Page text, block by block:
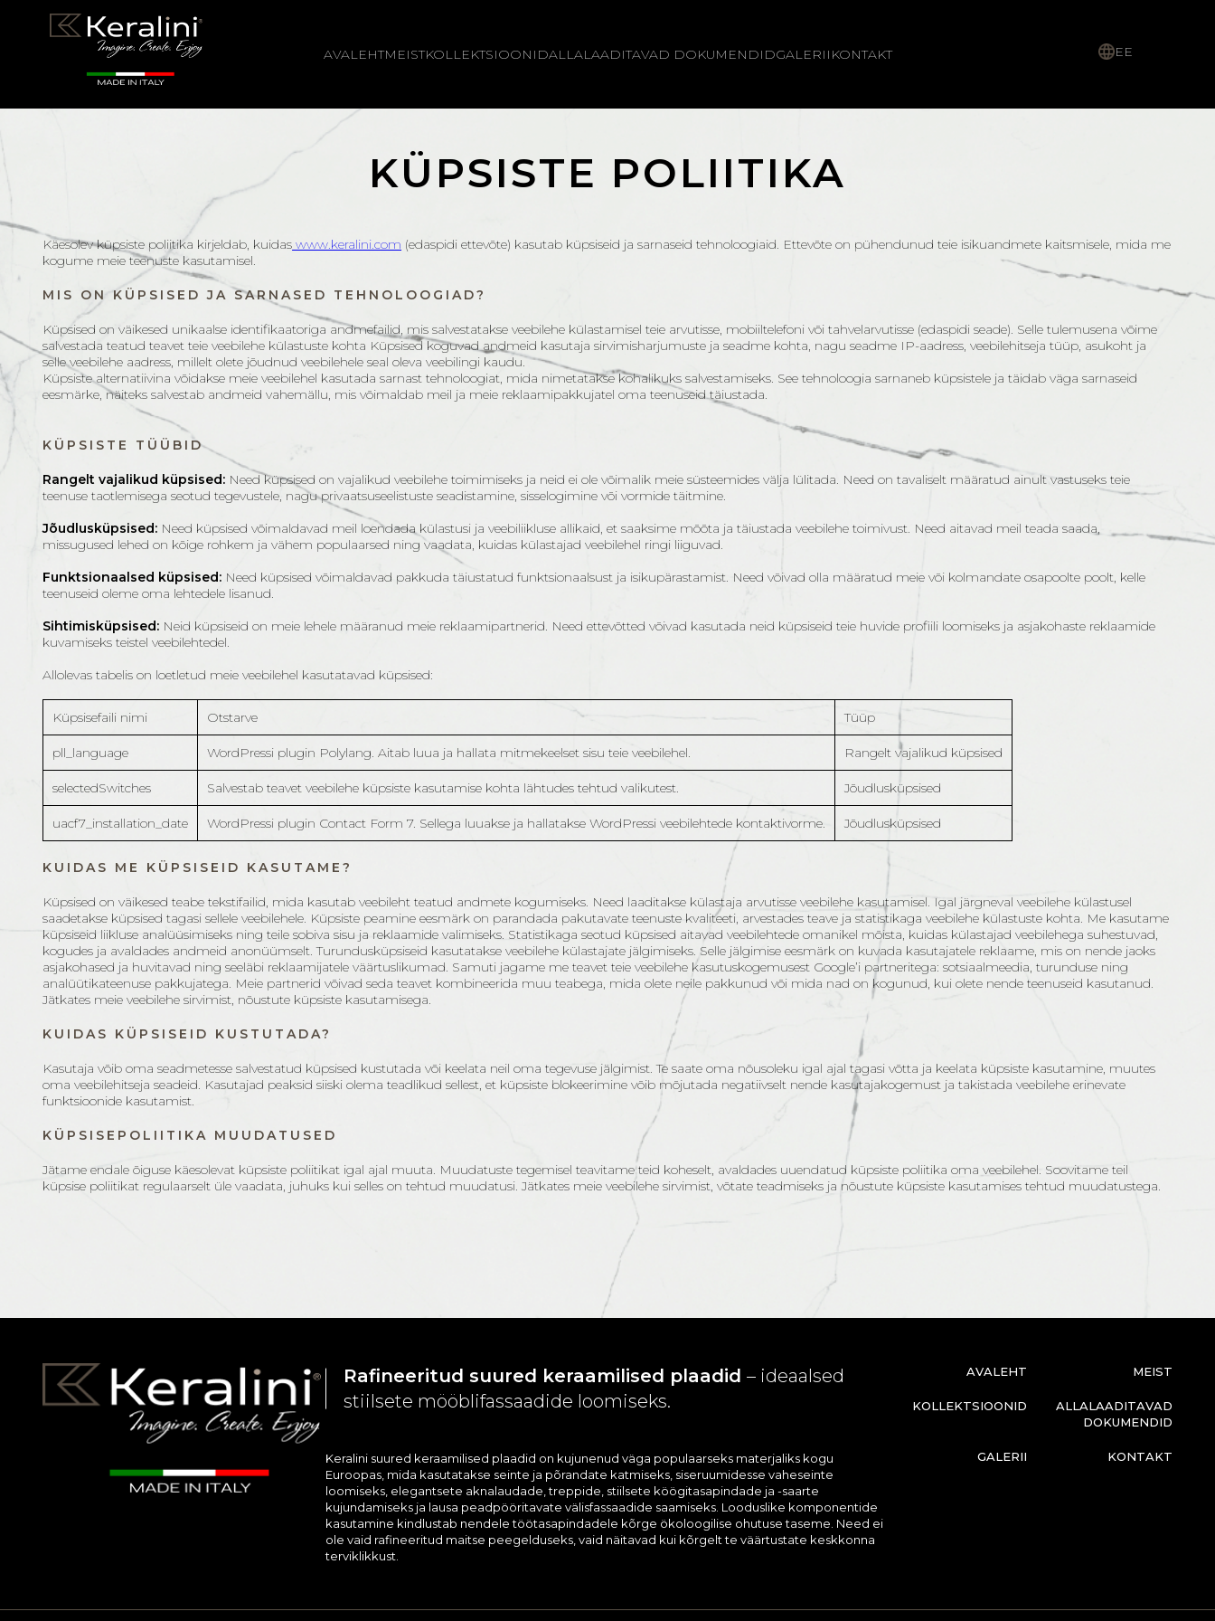
AVALEHTMEISTKOLLEKTSIOONIDALLALAADITAVAD DOKUMENDIDGALERII KONTAKT EE
KÜPSISTE POLIITIKA
Käesolev küpsiste poliitika kirjeldab, kuidas www.keralini.com (edaspidi ettevõte) kasutab küpsiseid ja sarnaseid tehnoloogiaid. Ettevõte on pühendunud teie isikuandmete kaitsmisele, mida me
kogume meie teenuste kasutamisel.
MIS ON KÜPSISED JA SARNASED TEHNOLOOGIAD?
Küpsised on väikesed unikaalse identifikaatoriga andmefailid, mis salvestatakse veebilehe külastamisel teie arvutisse, mobiiltelefoni või tahvelarvutisse (edaspidi seade). Selle tulemusena võime
salvestada teatud teavet teie veebilehe külastuste kohta Küpsised koguvad andmeid kasutaja sirvimisharjumuste ja seadme kohta, nagu seadme IP-aadress, veebilehitseja tüüp, asukoht ja
selle veebilehe aadress, millelt olete jõudnud veebilehele seal oleva veebilingi kaudu.
Küpsiste alternatiivina võidakse meie veebilehel kasutada sarnast tehnoloogiat, mida nimetatakse kohalikuks salvestamiseks. See tehnoloogia sarnaneb küpsistele ja täidab väga sarnaseid
eesmärke, näiteks salvestab andmeid vahemällu, mis võimaldab meil ja meie reklaamipakkujatel oma teenuseid täiustada.
KÜPSISTE TÜÜBID
Rangelt vajalikud küpsised: Need küpsised on vajalikud veebilehe toimimiseks ja neid ei ole võimalik meie süsteemides välja lülitada. Need on tavaliselt määratud ainult vastuseks teie
teenuse taotlemisega seotud tegevustele, nagu privaatsuseelistuste seadistamine, sisselogimine või vormide täitmine.
Jõudlusküpsised: Need küpsised võimaldavad meil loendada külastusi ja veebiliikluse allikaid, et saaksime mõõta ja täiustada veebilehe toimivust. Need aitavad meil teada saada,
missugused lehed on kõige rohkem ja vähem populaarsed ning vaadata, kuidas külastajad veebilehel ringi liiguvad.
Funktsionaalsed küpsised: Need küpsised võimaldavad pakkuda täiustatud funktsionaalsust ja isikupärastamist. Need võivad olla määratud meie või kolmandate osapoolte poolt, kelle
teenuseid oleme oma lehtedele lisanud.
Sihtimisküpsised: Neid küpsiseid on meie lehele määranud meie reklaamipartnerid. Need ettevõtted võivad kasutada neid küpsiseid teie huvide profiili loomiseks ja asjakohaste reklaamide
kuvamiseks teistel veebilehtedel.
Allolevas tabelis on loetletud meie veebilehel kasutatavad küpsised:
Küpsisefaili nimi Otstarve Tüüp
pll_language WordPressi plugin Polylang. Aitab luua ja hallata mitmekeelset sisu teie veebilehel. Rangelt vajalikud küpsised
selectedSwitches Salvestab teavet veebilehe küpsiste kasutamise kohta lähtudes tehtud valikutest. Jõudlusküpsised
uacf7_installation_date WordPressi plugin Contact Form 7. Sellega luuakse ja hallatakse WordPressi veebilehtede kontaktivorme. Jõudlusküpsised
KUIDAS ME KÜPSISEID KASUTAME?
Küpsised on väikesed teabe tekstifailid, mida kasutab veebileht teatud andmete kogumiseks. Need laaditakse külastaja arvutisse veebilehe kasutamisel. Igal järgneval veebilehe külastusel
saadetakse küpsised tagasi sellele veebilehele. Küpsiste peamine eesmärk on parandada pakutavate teenuste kvaliteeti, arvestades teave ja statistikaga veebilehe külastuste kohta. Me kasutame
küpsiseid liikluse analüüsimiseks ning teile sobiva sisu ja reklaamide valimiseks. Statistikaga seotud küpsised aitavad veebilehtede omanikel mõista, kuidas külastajad veebilehega suhestuvad,
kogudes ja avaldades andmeid anonüümselt. Turundusküpsiseid kasutatakse veebilehe külastajate jälgimiseks. Selle jälgimise eesmärk on kuvada kasutajatele reklaame, mis on nende jaoks
asjakohased ja huvitavad ning seeläbi reklaamijatele väärtuslikumad. Samuti jagame me teavet teie veebilehe kasutuskogemusest Google’i partneritega: sotsiaalmeedia, turunduse ning
analüütikateenuse pakkujatega. Meie partnerid võivad seda teavet kombineerida muu teabega, mida olete neile pakkunud või mida nad on kogunud, kui olete nende teenuseid kasutanud.
Jätkates meie veebilehe sirvimist, nõustute küpsiste kasutamisega.
KUIDAS KÜPSISEID KUSTUTADA?
Kasutaja võib oma seadmetesse salvestatud küpsised kustutada või keelata neil oma tegevuse jälgimist. Te saate oma nõusoleku igal ajal tagasi võtta ja keelata küpsiste kasutamine, muutes
oma veebilehitseja seadeid. Kasutajad peaksid siiski olema teadlikud sellest, et küpsiste blokeerimine võib mõjutada negatiivselt nende kasutajakogemust ja takistada veebilehe erinevate
funktsioonide kasutamist.
KÜPSISEPOLIITIKA MUUDATUSED
Jätame endale õiguse käesolevat küpsiste poliitikat igal ajal muuta. Muudatuste tegemisel teavitame teid koheselt, avaldades uuendatud küpsiste poliitika oma veebilehel. Soovitame teil
küpsise poliitikat regulaarselt üle vaadata, juhuks kui selles on tehtud muudatusi. Jätkates meie veebilehe sirvimist, võtate teadmiseks ja nõustute küpsiste kasutamises tehtud muudatustega.
Rafineeritud suured keraamilised plaadid – ideaalsed
stiilsete mööblifassaadide loomiseks.
Keralini suured keraamilised plaadid on kujunenud väga populaarseks materjaliks kogu
Euroopas, mida kasutatakse seinte ja põrandate katmiseks, siseruumidesse vaheseinte
loomiseks, elegantsete aknalaudade, treppide, stiilsete köögitasapindade ja -saarte
kujundamiseks ja lausa peadpööritavate välisfassaadide saamiseks. Looduslike komponentide
kasutamine kindlustab nendele töötasapindadele kõrge ökoloogilise ohutuse taseme. Need ei
ole vaid rafineeritud maitse peegelduseks, vaid näitavad kui kõrgelt te väärtustate keskkonna
terviklikkust.
AVALEHT MEIST
KOLLEKTSIOONID
ALLALAADITAVAD
DOKUMENDID
GALERII KONTAKT